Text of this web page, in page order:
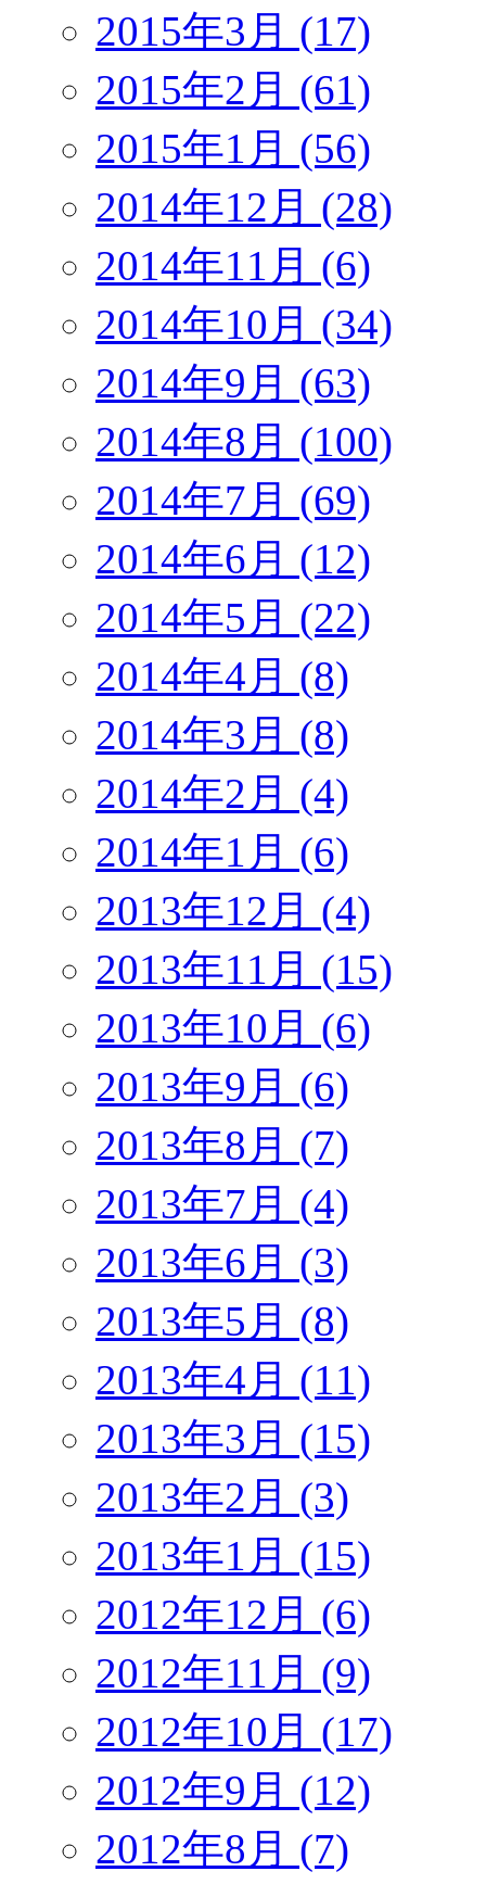
2015年3月 (17)
2015年2月 (61)
2015年1月 (56)
2014年12月 (28)
2014年11月 (6)
2014年10月 (34)
2014年9月 (63)
2014年8月 (100)
2014年7月 (69)
2014年6月 (12)
2014年5月 (22)
2014年4月 (8)
2014年3月 (8)
2014年2月 (4)
2014年1月 (6)
2013年12月 (4)
2013年11月 (15)
2013年10月 (6)
2013年9月 (6)
2013年8月 (7)
2013年7月 (4)
2013年6月 (3)
2013年5月 (8)
2013年4月 (11)
2013年3月 (15)
2013年2月 (3)
2013年1月 (15)
2012年12月 (6)
2012年11月 (9)
2012年10月 (17)
2012年9月 (12)
2012年8月 (7)